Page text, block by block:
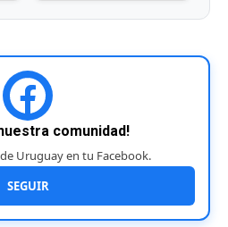
comunidad!
Uruguay en tu Facebook.
SEGUIR